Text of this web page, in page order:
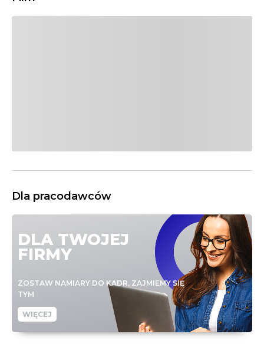
Dla pracodawców
DLA TWOJEJ
FIRMY
ZOSTAW NAMIARY DO KADR, ZAJMIEMY SIĘ
TYM
WIĘCEJ